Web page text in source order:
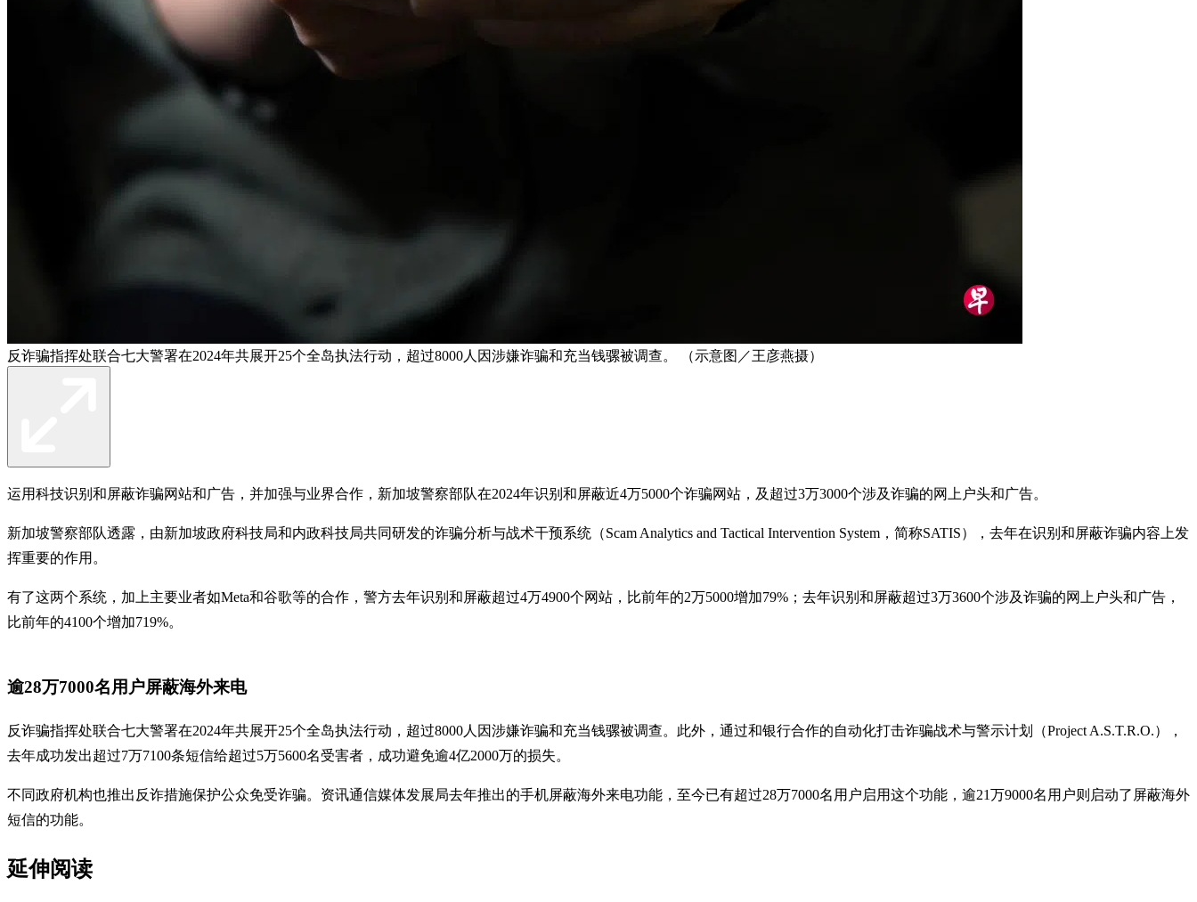
反诈骗指挥处联合七大警署在2024年共展开25个全岛执法行动，超过8000人因涉嫌诈骗和充当钱骡被调查。 （示意图／王彦燕摄）
运用科技识别和屏蔽诈骗网站和广告，并加强与业界合作，新加坡警察部队在2024年识别和屏蔽近4万5000个诈骗网站，及超过3万3000个涉及诈骗的网上户头和广告。
新加坡警察部队透露，由新加坡政府科技局和内政科技局共同研发的诈骗分析与战术干预系统（Scam Analytics and Tactical Intervention System，简称SATIS），去年在识别和屏蔽诈骗内容上发
挥重要的作用。
有了这两个系统，加上主要业者如Meta和谷歌等的合作，警方去年识别和屏蔽超过4万4900个网站，比前年的2万5000增加79%；去年识别和屏蔽超过3万3600个涉及诈骗的网上户头和广告，
比前年的4100个增加719%。
逾28万7000名用户屏蔽海外来电
反诈骗指挥处联合七大警署在2024年共展开25个全岛执法行动，超过8000人因涉嫌诈骗和充当钱骡被调查。此外，通过和银行合作的自动化打击诈骗战术与警示计划（Project A.S.T.R.O.），
去年成功发出超过7万7100条短信给超过5万5600名受害者，成功避免逾4亿2000万的损失。
不同政府机构也推出反诈措施保护公众免受诈骗。资讯通信媒体发展局去年推出的手机屏蔽海外来电功能，至今已有超过28万7000名用户启用这个功能，逾21万9000名用户则启动了屏蔽海外
短信的功能。
延伸阅读